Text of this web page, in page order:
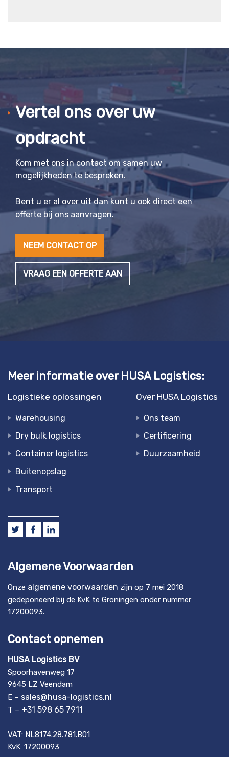
Vertel ons over uw
opdracht
Kom met ons in contact om samen uw
mogelijkheden te bespreken.
Bent u er al over uit dan kunt u ook direct een
offerte bij ons aanvragen.
NEEM CONTACT OP
VRAAG EEN OFFERTE AAN
Meer informatie over HUSA Logistics:
Logistieke oplossingen
Warehousing
Dry bulk logistics
Container logistics
Buitenopslag
Transport
Over HUSA Logistics
Ons team
Certificering
Duurzaamheid
Algemene Voorwaarden
Onze algemene voorwaarden zijn op 7 mei 2018
gedeponeerd bij de KvK te Groningen onder nummer
17200093.
Contact opnemen
HUSA Logistics BV
Spoorhavenweg 17
9645 LZ Veendam
E – sales@husa-logistics.nl
T – +31 598 65 7911
VAT: NL8174.28.781.B01
KvK: 17200093